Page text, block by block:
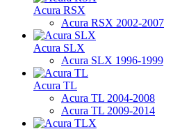
Acura RSX
Acura RSX 2002-2007
Acura SLX
Acura SLX 1996-1999
Acura TL
Acura TL 2004-2008
Acura TL 2009-2014